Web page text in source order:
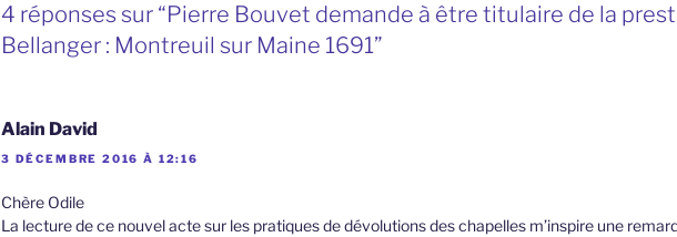
4 réponses sur “Pierre Bouvet demande à être titulaire de la
Bellanger : Montreuil sur Maine 1691”
Alain David
3 DÉCEMBRE 2016 À 12:16
Chère Odile
La lecture de ce nouvel acte sur les pratiques de dévolutions des chapelles m’inspire une